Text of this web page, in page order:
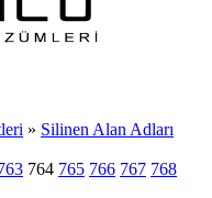
» Silinen Alan Adları
764 765 766 767 768